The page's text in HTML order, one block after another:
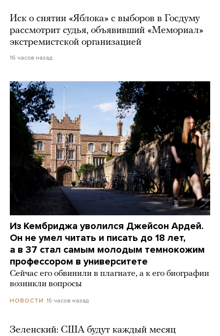
Иск о снятии «Яблока» с выборов в Госдуму
рассмотрит судья, объявивший «Мемориал»
экстремистской организацией
16 часов назад
Из Кембриджа уволился Джейсон Ардей.
Он не умел читать и писать до 18 лет,
а в 37 стал самым молодым темнокожим
профессором в университете
Сейчас его обвинили в плагиате, а к его биографии
возникли вопросы
НОВОСТИ 15 часов назад
Зеленский: США будут каждый месяц